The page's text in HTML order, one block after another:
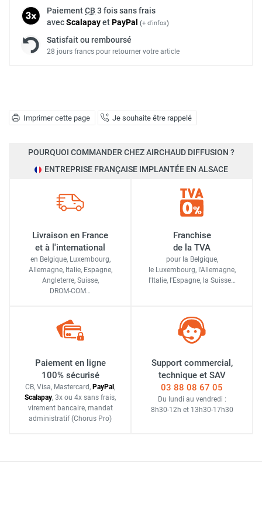
Imprimer cette page Je souhaite être rappelé
PaiementCB 3 fois sans frais
avecScalapayetPayPal (+ d'infos)
Satisfait ou remboursé
28 jours francs pour retourner votre article
POURQUOI COMMANDER CHEZ AIRCHAUD DIFFUSION ?
ENTREPRISE FRANÇAISE IMPLANTÉE EN ALSACE
Livraison en France
et à l'international
en Belgique, Luxembourg,
Allemagne, Italie, Espagne,
Angleterre, Suisse,
DROM-COM…
Franchise
de la TVA
pour la Belgique,
le Luxembourg, l'Allemagne,
l'Italie, l'Espagne, la Suisse…
Paiement en ligne
100% sécurisé
CB, Visa, Mastercard, PayPal ,
Scalapay, 3x ou 4x sans frais,
virement bancaire, mandat
administratif (Chorus Pro)
Support commercial,
technique et SAV
03 88 08 67 05
Du lundi au vendredi :
8h30-12h et 13h30-17h30